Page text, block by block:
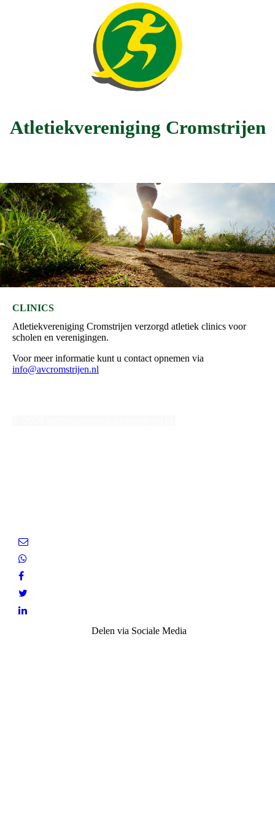
Atletiekvereniging Cromstrijen
CLINICS
Atletiekvereniging Cromstrijen verzorgd atletiek clinics voor
scholen en verenigingen.
Voor meer informatie kunt u contact opnemen via
info@avcromstrijen.nl
Delen via Sociale Media